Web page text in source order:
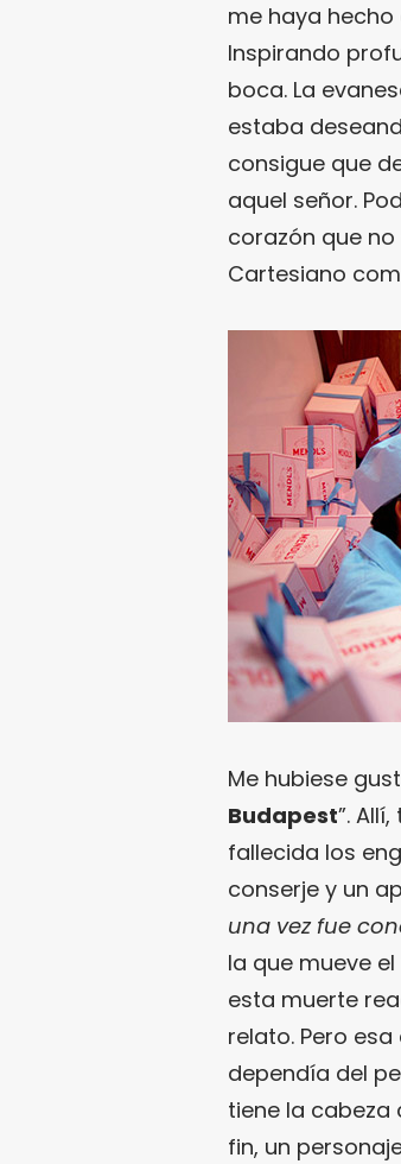
me haya
Inspirando
boca. La
estaba
consigue que
aquel señor.
corazón que
Cartesiano
Me hubiese
Budapest”.
fallecida los
conserje y un
una vez fue
la que mueve
esta muerte
relato. Pero
dependía del
tiene la cabeza
fin, un